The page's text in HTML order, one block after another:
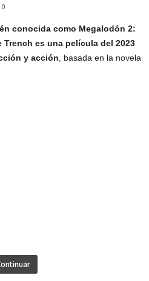
0
conocida como Megalodón 2:
Trench es una película del 2023
y acción , basada en la novela